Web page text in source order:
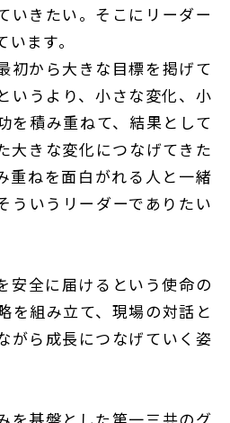
いきたい。そこにリーダー
ます。
初から大きな目標を掲げて
いうより、小さな変化、小
を積み重ねて、結果として
大きな変化につなげてきた
重ねを面白がれる人と一緒
ういうリーダーでありたい
安全に届けるという使命の
を組み立て、現場の対話と
がら成長につなげていく姿